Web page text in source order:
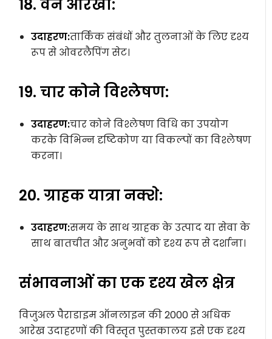
18. वेन आरेखों:
उदाहरण:तार्किक संबंधों और तुलनाओं के लिए दृश्य
रूप से ओवरलैपिंग सेट।
19. चार कोने विश्लेषण:
उदाहरण:चार कोने विश्लेषण विधि का उपयोग
करके विभिन्न दृष्टिकोण या विकल्पों का विश्लेषण
करना।
20. ग्राहक यात्रा नक्शे:
उदाहरण:समय के साथ ग्राहक के उत्पाद या सेवा के
साथ बातचीत और अनुभवों को दृश्य रूप से दर्शाना।
संभावनाओं का एक दृश्य खेल क्षेत्र
विजुअल पैराडाइम ऑनलाइन की 2000 से अधिक
आरेख उदाहरणों की विस्तृत पुस्तकालय इसे एक दृश्य